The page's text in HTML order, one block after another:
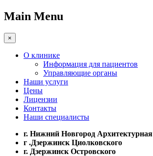
Main Menu
×
О клинике
Информация для пациентов
Управляющие органы
Наши услуги
Цены
Лицензии
Контакты
Наши специалисты
г. Нижний Новгород Архитектурная
г .Дзержинск Циолковского
г. Дзержинск Островского